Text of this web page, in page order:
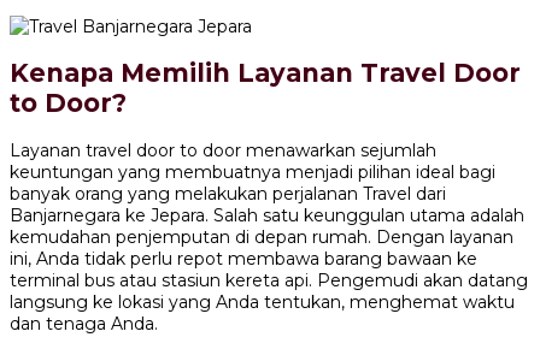
Kenapa Memilih Layanan Travel Door
to Door?
Layanan travel door to door menawarkan sejumlah
keuntungan yang membuatnya menjadi pilihan ideal bagi
banyak orang yang melakukan perjalanan Travel dari
Banjarnegara ke Jepara. Salah satu keunggulan utama adalah
kemudahan penjemputan di depan rumah. Dengan layanan
ini, Anda tidak perlu repot membawa barang bawaan ke
terminal bus atau stasiun kereta api. Pengemudi akan datang
langsung ke lokasi yang Anda tentukan, menghemat waktu
dan tenaga Anda.